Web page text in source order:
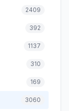
2409
392
1137
310
169
3060